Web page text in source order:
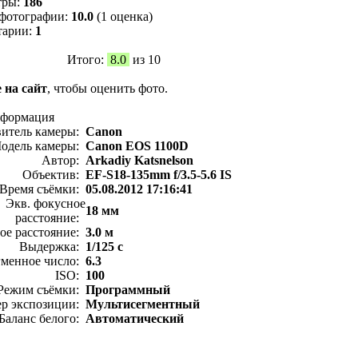
10.0 (1 оценка)
1
Итого: 8.0 из 10
на сайт, чтобы оценить фото.
камеры: Canon
камеры: Canon EOS 1100D
Автор: Arkadiy Katsnelson
Объектив: EF-S18-135mm f/3.5-5.6 IS
Время съёмки: 05.08.2012 17:16:41
Экв. фокусное
расстояние:
18 мм
расстояние: 3.0 м
Выдержка: 1/125 с
число: 6.3
ISO: 100
съёмки: Программный
экспозиции: Мультисегментный
белого: Автоматический